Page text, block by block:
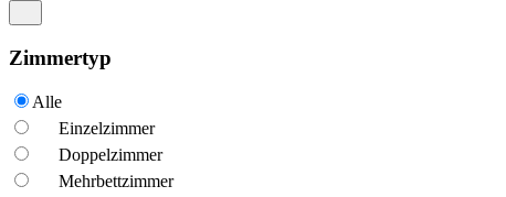
Zimmertyp
Alle
Einzelzimmer
Doppelzimmer
Mehrbettzimmer